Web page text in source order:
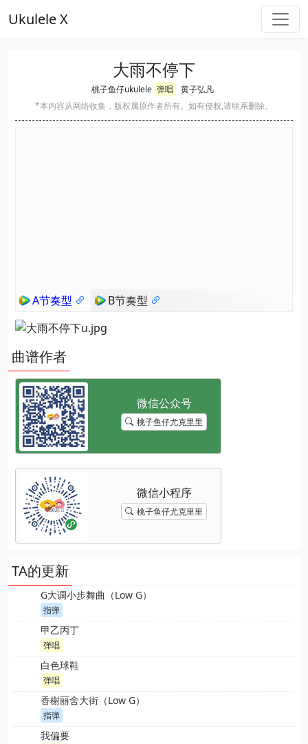
Ukulele X
大雨不停下
桃子鱼仔ukulele 弹唱
黄子弘凡
*本内容从网络收集，版权属原作者所有。如有侵权,请联系删除。
A节奏型 B节奏型
曲谱作者
桃子鱼仔尤克里里
桃子鱼仔尤克里里
TA的更新
G大调小步舞曲（Low G）
指弹
甲乙丙丁
弹唱
白色球鞋
弹唱
香榭丽舍大街（Low G）
指弹
我偏要